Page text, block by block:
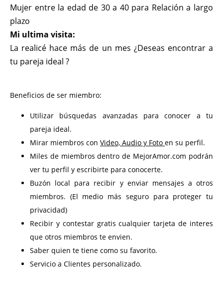
Mujer entre la edad de 30 a 40 para Relación a largo
plazo
Mi ultima visita:
La realicé hace más de un mes ¿Deseas encontrar a
tu pareja ideal ?
Beneficios de ser miembro:
Utilizar búsquedas avanzadas para conocer a tu
pareja ideal.
Mirar miembros con Video, Audio y Foto en su perfil.
Miles de miembros dentro de MejorAmor.com podrán
ver tu perfil y escribirte para conocerte.
Buzón local para recibir y enviar mensajes a otros
miembros. (El medio más seguro para proteger tu
privacidad)
Recibir y contestar gratis cualquier tarjeta de interes
que otros miembros te envien.
Saber quien te tiene como su favorito.
Servicio a Clientes personalizado.